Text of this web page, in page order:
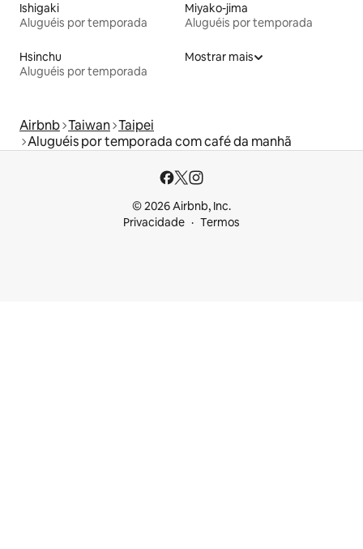
Ishigaki
Aluguéis por temporada
Miyako-jima
Aluguéis por temporada
Hsinchu
Aluguéis por temporada
Mostrar mais
Airbnb Taiwan Taipei
Aluguéis por temporada com café da manhã
© 2026 Airbnb, Inc.
Privacidade
Termos